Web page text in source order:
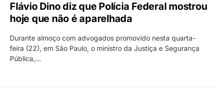
Flávio Dino diz que Polícia Federal mostrou
hoje que não é aparelhada
Durante almoço com advogados promovido nesta quarta-
feira (22), em São Paulo, o ministro da Justiça e Segurança
Pública,…